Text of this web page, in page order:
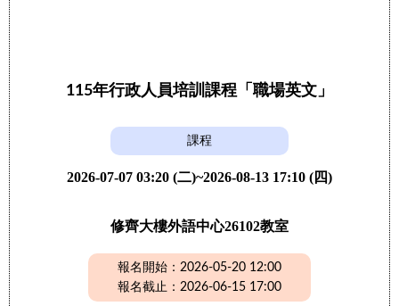
115年行政人員培訓課程「職場英文」
課程
2026-07-07 03:20 (二)~2026-08-13 17:10 (四)
修齊大樓外語中心26102教室
報名開始：2026-05-20 12:00
報名截止：2026-06-15 17:00